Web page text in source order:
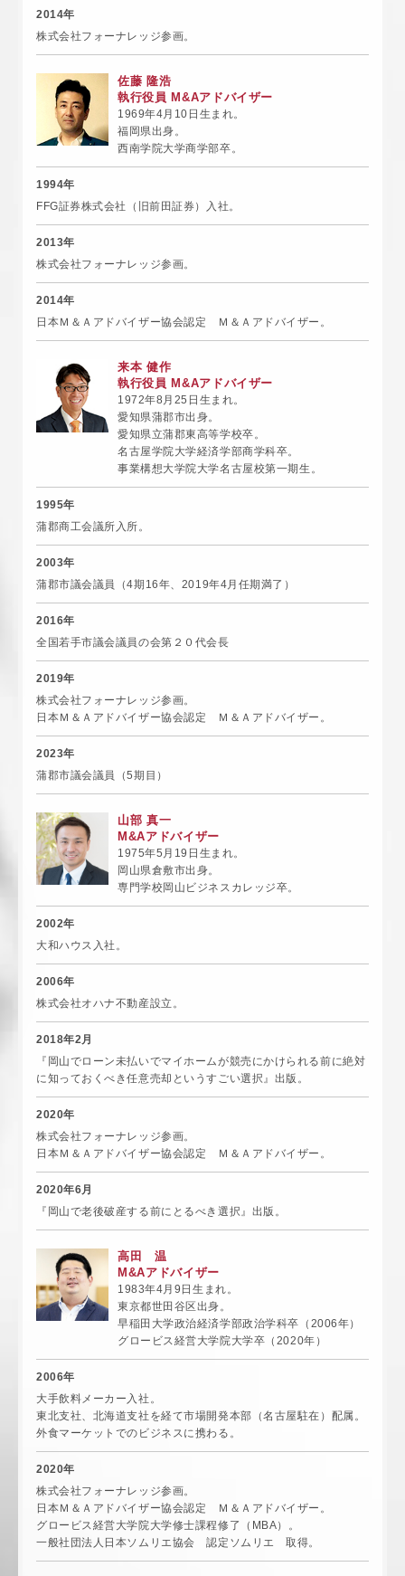
2014年
株式会社フォーナレッジ参画。
佐藤 隆浩
執行役員 M&Aアドバイザー
1969年4月10日生まれ。
福岡県出身。
西南学院大学商学部卒。
1994年
FFG証券株式会社（旧前田証券）入社。
2013年
株式会社フォーナレッジ参画。
2014年
日本Ｍ＆Ａアドバイザー協会認定 Ｍ＆Ａアドバイザー。
来本 健作
執行役員 M&Aアドバイザー
1972年8月25日生まれ。
愛知県蒲郡市出身。
愛知県立蒲郡東高等学校卒。
名古屋学院大学経済学部商学科卒。
事業構想大学院大学名古屋校第一期生。
1995年
蒲郡商工会議所入所。
2003年
蒲郡市議会議員（4期16年、2019年4月任期満了）
2016年
全国若手市議会議員の会第２０代会長
2019年
株式会社フォーナレッジ参画。
日本Ｍ＆Ａアドバイザー協会認定 Ｍ＆Ａアドバイザー。
2023年
蒲郡市議会議員（5期目）
山部 真一
M&Aアドバイザー
1975年5月19日生まれ。
岡山県倉敷市出身。
専門学校岡山ビジネスカレッジ卒。
2002年
大和ハウス入社。
2006年
株式会社オハナ不動産設立。
2018年2月
『岡山でローン未払いでマイホームが競売にかけられる前に絶対
に知っておくべき任意売却というすごい選択』出版。
2020年
株式会社フォーナレッジ参画。
日本Ｍ＆Ａアドバイザー協会認定 Ｍ＆Ａアドバイザー。
2020年6月
『岡山で老後破産する前にとるべき選択』出版。
高田 温
M&Aアドバイザー
1983年4月9日生まれ。
東京都世田谷区出身。
早稲田大学政治経済学部政治学科卒（2006年）
グロービス経営大学院大学卒（2020年）
2006年
大手飲料メーカー入社。
東北支社、北海道支社を経て市場開発本部（名古屋駐在）配属。
外食マーケットでのビジネスに携わる。
2020年
株式会社フォーナレッジ参画。
日本Ｍ＆Ａアドバイザー協会認定 Ｍ＆Ａアドバイザー。
グロービス経営大学院大学修士課程修了（MBA）。
一般社団法人日本ソムリエ協会 認定ソムリエ 取得。